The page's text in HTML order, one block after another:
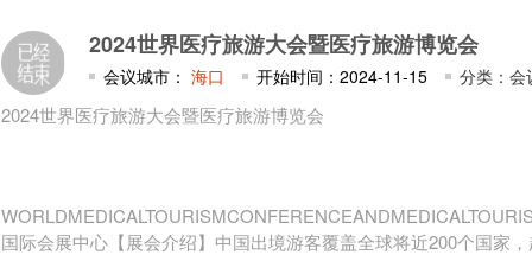
2024世界医疗旅游大会暨医疗旅游博览会
会议城市： 海口 开始时间：2024-11-15 分类：会
2024世界医疗旅游大会暨医疗旅游博览会
国际会展中心【展会介绍】中国出境游客覆盖全球将近200个国家